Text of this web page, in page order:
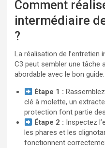
Comment
intermédiaire
?
La réalisation de l’entretien
C3 peut sembler une tâche
abordable avec le bon
Étape 1 :
clé à molette, un
protection font partie
Étape 2 : Inspectez
les phares et les
fonctionnent